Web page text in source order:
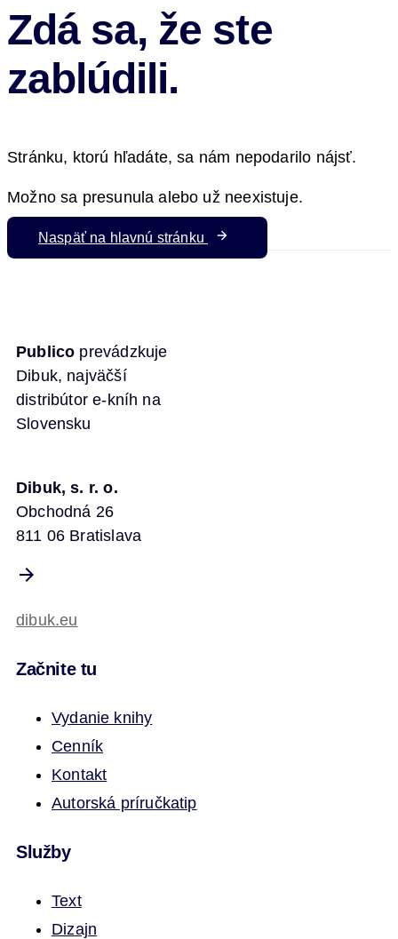
Zdá sa, že ste
zablúdili.
Stránku, ktorú hľadáte, sa nám nepodarilo nájsť.
Možno sa presunula alebo už neexistuje.
Naspäť na hlavnú stránku
Publico prevádzkuje
Dibuk, najväčší
distribútor e-kníh na
Slovensku
Dibuk, s. r. o.
Obchodná 26
811 06 Bratislava
dibuk.eu
Začnite tu
Vydanie knihy
Cenník
Kontakt
Autorská príručkatip
Služby
Text
Dizajn